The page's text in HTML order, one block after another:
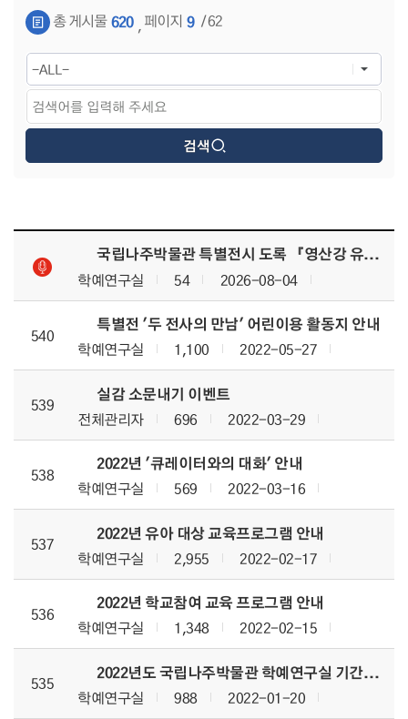
총 게시물 620 ,페이지 9 / 62
알림목록 으로 번호, 제목, 작성자, 조회수, 등록 일, 첨부파일로 나열 되고 있습니다.
국립나주박물관 특별전시 도록 『영산강 유역 마한의 성장과 수입 문물(가제)』 위탁출판 재공고
학예연구실 54 2026-08-04
540
특별전 '두 전사의 만남' 어린이용 활동지 안내
학예연구실 1,100 2022-05-27
539
실감 소문내기 이벤트
전체관리자 696 2022-03-29
538
2022년 '큐레이터와의 대화' 안내
학예연구실 569 2022-03-16
537
2022년 유아 대상 교육프로그램 안내
학예연구실 2,955 2022-02-17
536
2022년 학교참여 교육 프로그램 안내
학예연구실 1,348 2022-02-15
535
2022년도 국립나주박물관 학예연구실 기간제근로자(소장품 등록 및 정리) 채용 공고
학예연구실 988 2022-01-20